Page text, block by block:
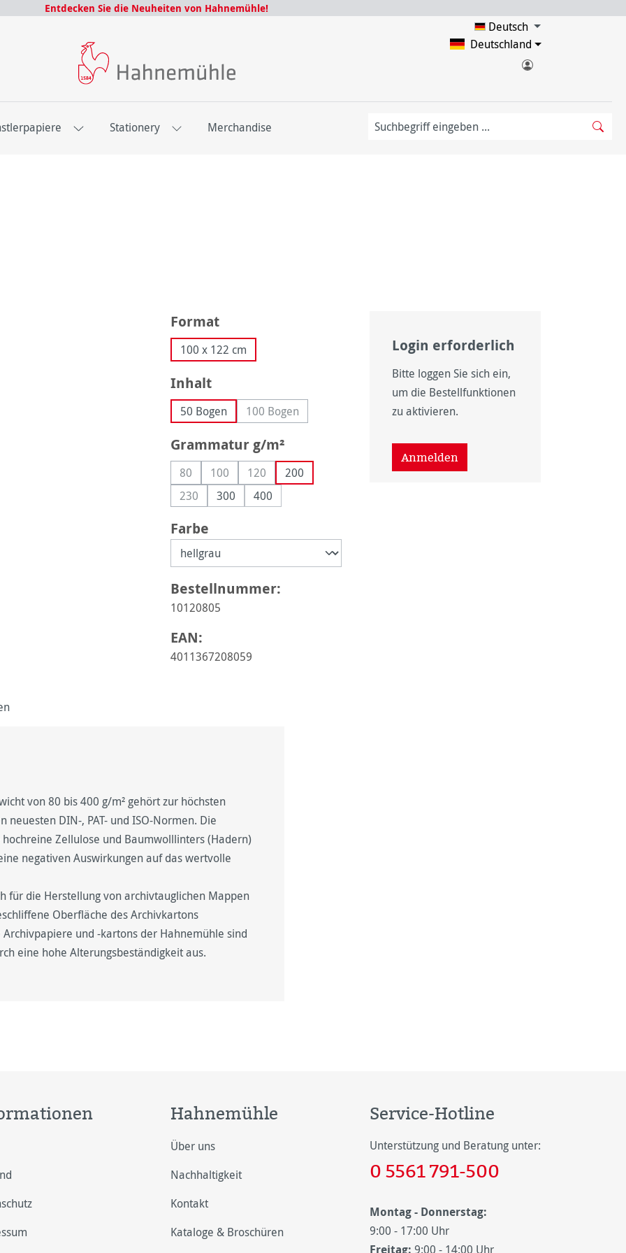
Entdecken Sie die Neuheiten von Hahnemühle!
Deutsch
Deutschland
Stationery Merchandise
Formatauswählen
100 x 122 cm
Inhaltauswählen
50 Bogen 100 Bogen(Diese Option ist zurzeit nicht verfügbar.)
Grammatur g/m²
80(Diese Option ist zurzeit nicht verfügbar.)
100(Diese Option ist zurzeit nicht verfügbar.)
120(Diese Option ist zurzeit nicht verfügbar.)
200
230(Diese Option ist zurzeit nicht verfügbar.)
300 400
Farbe
Bestellnummer:
10120805
EAN:
4011367208059
Login erforderlich
Bitte loggen Sie sich ein,
um die Bestellfunktionen
zu aktivieren.
Anmelden
von 80 bis 400 g/m² gehört zur höchsten
DIN-, PAT- und ISO-Normen. Die
Zellulose und Baumwolllinters (Hadern)
negativen Auswirkungen auf das wertvolle
für die Herstellung von archivtauglichen Mappen
Oberfläche des Archivkartons
und -kartons der Hahnemühle sind
eine hohe Alterungsbeständigkeit aus.
Hahnemühle
Über uns
Nachhaltigkeit
Kontakt
Kataloge & Broschüren
Service-Hotline
Unterstützung und Beratung unter:
0 5561 791-500
Montag - Donnerstag:
9:00 - 17:00 Uhr
Freitag: 9:00 - 14:00 Uhr